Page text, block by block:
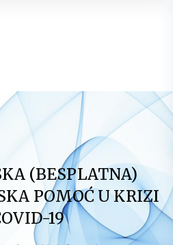
(BESPLATNA)
POMOĆ U KRIZI
19